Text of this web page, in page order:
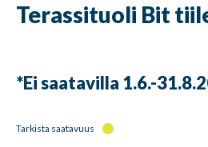
Terassituoli Bit
*Ei saatavilla 1.6.-
Tarkista saatavuus